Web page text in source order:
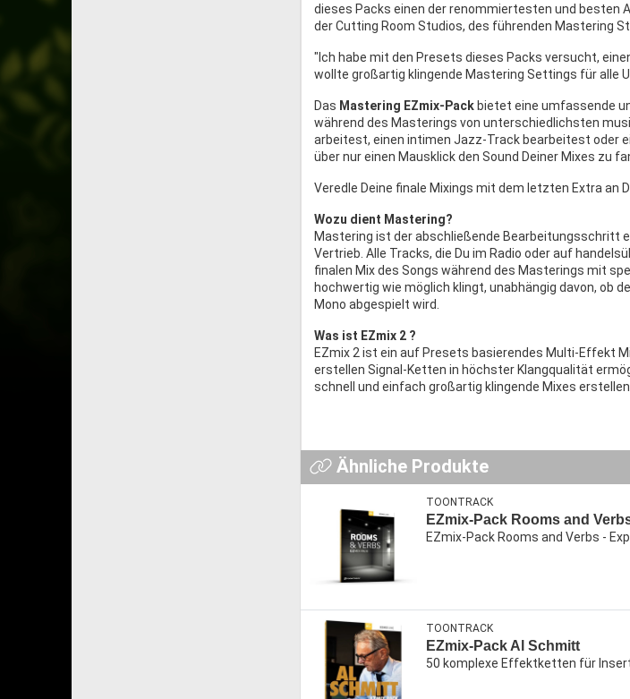
dieses Packs einen der renommiertesten und besten
der Cutting Room Studios, des führenden Mastering
"Ich habe mit den Presets dieses Packs versucht,
wollte großartig klingende Mastering Settings für alle
Das Mastering EZmix-Pack bietet eine umfassende
während des Masterings von unterschiedlichsten
arbeitest, einen intimen Jazz-Track bearbeitest oder
über nur einen Mausklick den Sound Deiner Mixes zu
Veredle Deine finale Mixings mit dem letzten Extra an
Wozu dient Mastering?
Mastering ist der abschließende Bearbeitungsschritt
Vertrieb. Alle Tracks, die Du im Radio oder auf
finalen Mix des Songs während des Masterings mit
hochwertig wie möglich klingt, unabhängig davon, ob
Mono abgespielt wird.
Was ist EZmix 2 ?
EZmix 2 ist ein auf Presets basierendes Multi-Effekt
erstellen Signal-Ketten in höchster Klangqualität
schnell und einfach großartig klingende Mixes
Ähnliche Produkte
TOONTRACK
EZmix-Pack Rooms and
EZmix-Pack Rooms and Verbs -
TOONTRACK
EZmix-Pack Al Schmitt
50 komplexe Effektketten für